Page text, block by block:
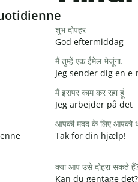
शुभ दोपहर
God eftermiddag
मैं तुम्हें एक ईमेल भेजूंगा.
Jeg sender dig en
मैं इसपर काम कर रहा हूं
Jeg arbejder på det
आपकी मदद के लिए आपको
Tak for din hjælp!
क्या आप उसे दोहरा सकते
Kan du gentage det?